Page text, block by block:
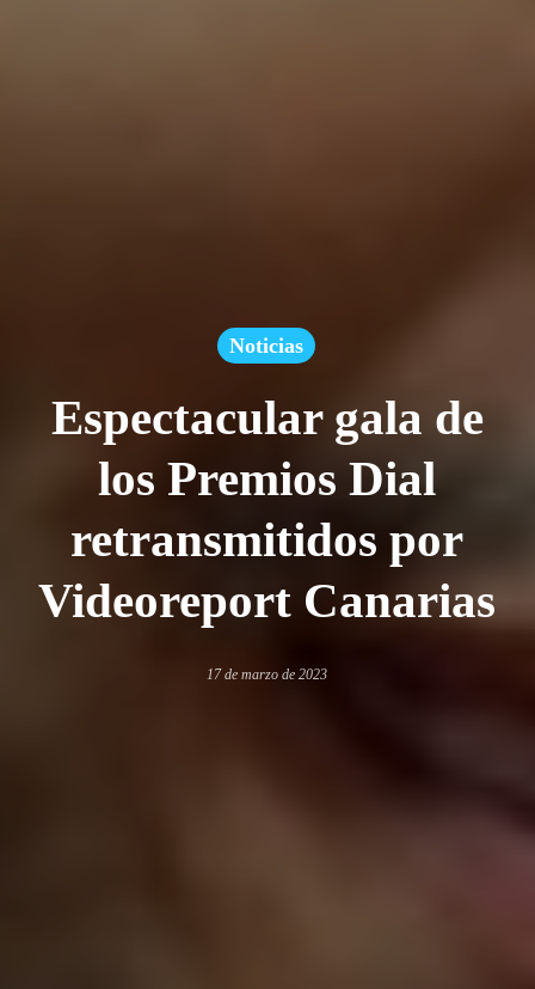
Noticias
Espectacular gala de
los Premios Dial
retransmitidos por
Videoreport Canarias
17 de marzo de 2023